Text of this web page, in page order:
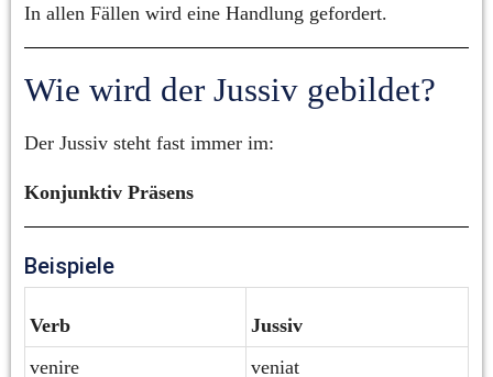
In allen Fällen wird eine Handlung gefordert.
Wie wird der Jussiv gebildet?
Der Jussiv steht fast immer im:
Konjunktiv Präsens
Beispiele
Verb
Jussiv
venire
veniat